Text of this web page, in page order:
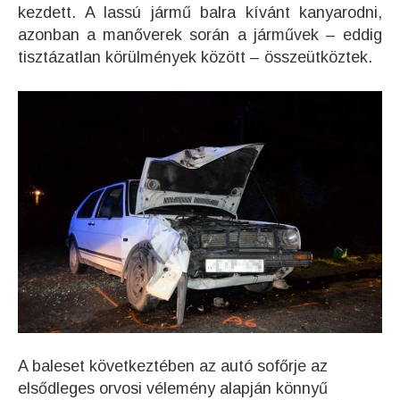
kezdett. A lassú jármű balra kívánt kanyarodni,
azonban a manőverek során a járművek – eddig
tisztázatlan körülmények között – összeütköztek.
A baleset következtében az autó sofőrje az
elsődleges orvosi vélemény alapján könnyű